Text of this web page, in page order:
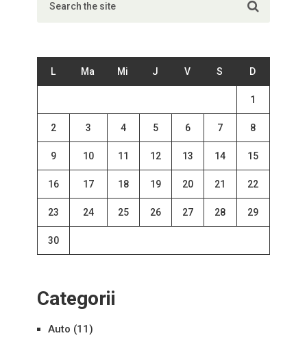
L Ma Mi J V S D
1
2 3 4 5 6 7 8
9 10 11 12 13 14 15
16 17 18 19 20 21 22
23 24 25 26 27 28 29
30
Categorii
Auto (11)